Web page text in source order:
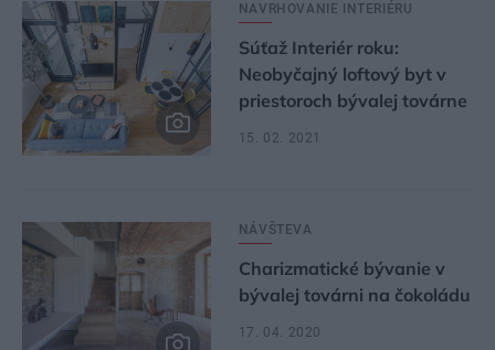
NAVRHOVANIE INTERIÉRU
Súťaž Interiér roku:
Neobyčajný loftový byt v
priestoroch bývalej továrne
15. 02. 2021
NÁVŠTEVA
Charizmatické bývanie v
bývalej továrni na čokoládu
17. 04. 2020